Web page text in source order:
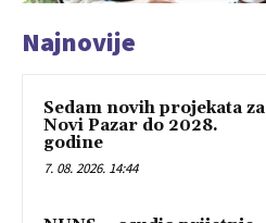
Najnovije
Sedam novih projekata za
Novi Pazar do 2028.
godine
7. 08. 2026. 14:44